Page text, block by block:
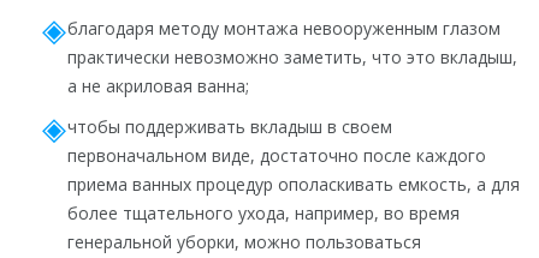
благодаря методу монтажа невооруженным глазом
практически невозможно заметить, что это вкладыш,
а не акриловая ванна;
чтобы поддерживать вкладыш в своем
первоначальном виде, достаточно после каждого
приема ванных процедур ополаскивать емкость, а для
более тщательного ухода, например, во время
генеральной уборки, можно пользоваться